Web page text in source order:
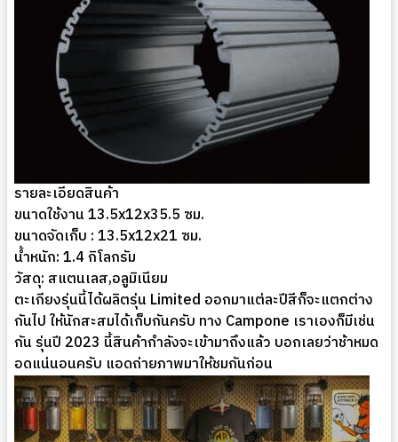
รายละเอียดสินค้า
ขนาดใช้งาน 13.5x12x35.5 ซม.
ขนาดจัดเก็บ : 13.5x12x21 ซม.
น้ำหนัก: 1.4 กิโลกรัม
วัสดุ: สแตนเลส,อลูมิเนียม
ตะเกียงรุ่นนี้ได้ผลิตรุ่น Limited ออกมาแต่ละปีสีก็จะแตกต่าง
กันไป ให้นักสะสมได้เก็บกันครับ ทาง Campone เราเองก็มีเช่น
กัน รุ่นปี 2023 นี้สินค้ากำลังจะเข้ามาถึงแล้ว บอกเลยว่าช้าหมด
อดแน่นอนครับ แอดถ่ายภาพมาให้ชมกันก่อน